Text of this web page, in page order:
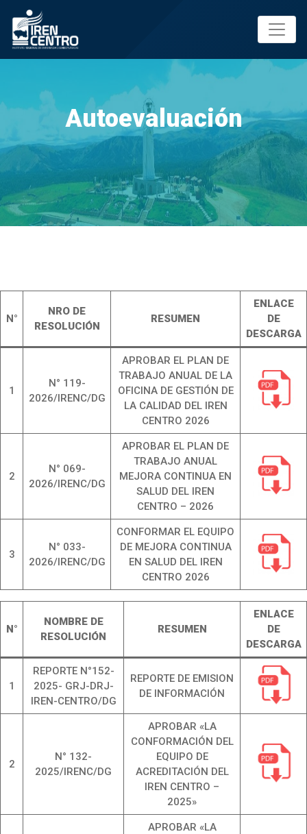
Prueba
Autoevaluación
N°
NRO DE
RESOLUCIÓN
RESUMEN
ENLACE
DE
DESCARGA
1
N° 119-
2026/IRENC/DG
APROBAR EL PLAN DE
TRABAJO ANUAL DE LA
OFICINA DE GESTIÓN DE
LA CALIDAD DEL IREN
CENTRO 2026
2
N° 069-
2026/IRENC/DG
APROBAR EL PLAN DE
TRABAJO ANUAL
MEJORA CONTINUA EN
SALUD DEL IREN
CENTRO – 2026
3
N° 033-
2026/IRENC/DG
CONFORMAR EL EQUIPO
DE MEJORA CONTINUA
EN SALUD DEL IREN
CENTRO 2026
N°
NOMBRE DE
RESOLUCIÓN
RESUMEN
ENLACE
DE
DESCARGA
1
REPORTE N°152-
2025- GRJ-DRJ-
IREN-CENTRO/DG
REPORTE DE EMISION
DE INFORMACIÓN
2
N° 132-
2025/IRENC/DG
APROBAR «LA
CONFORMACIÓN DEL
EQUIPO DE
ACREDITACIÓN DEL
IREN CENTRO –
2025»
APROBAR «LA